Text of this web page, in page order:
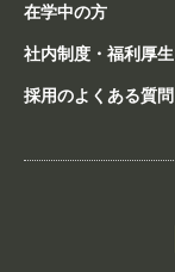
在学中の方
社内制度・福利厚生
採用のよくある質問